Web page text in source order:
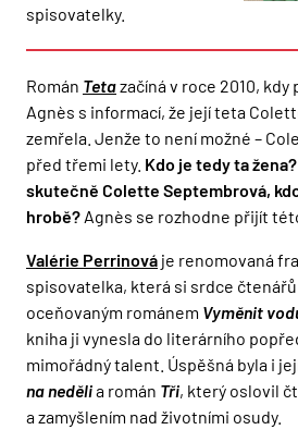
spisovatelky.
Román Tetazačíná v roce 2010,
Agnès s informací, že její teta
zemřela. Jenže to není možné –
před třemi lety. Kdo je tedy ta žena?
skutečně Colette Septembrová,
hrobě? Agnès se rozhodne přijít
Valérie Perrinová je renomovaná
spisovatelka, která si srdce čtenářů
oceňovaným románem Vyměnit
kniha ji vynesla do literárního
mimořádný talent. Úspěšná byla i
na nedělia román Tři, který oslovil
a zamyšlením nad životními osudy.